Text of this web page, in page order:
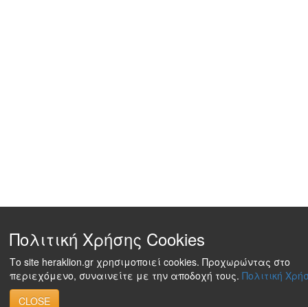
Πολιτική Χρήσης Cookies
Το site heraklion.gr χρησιμοποιεί cookies. Προχωρώντας στο
περιεχόμενο, συναινείτε με την αποδοχή τους. Πολιτική
CLOSE